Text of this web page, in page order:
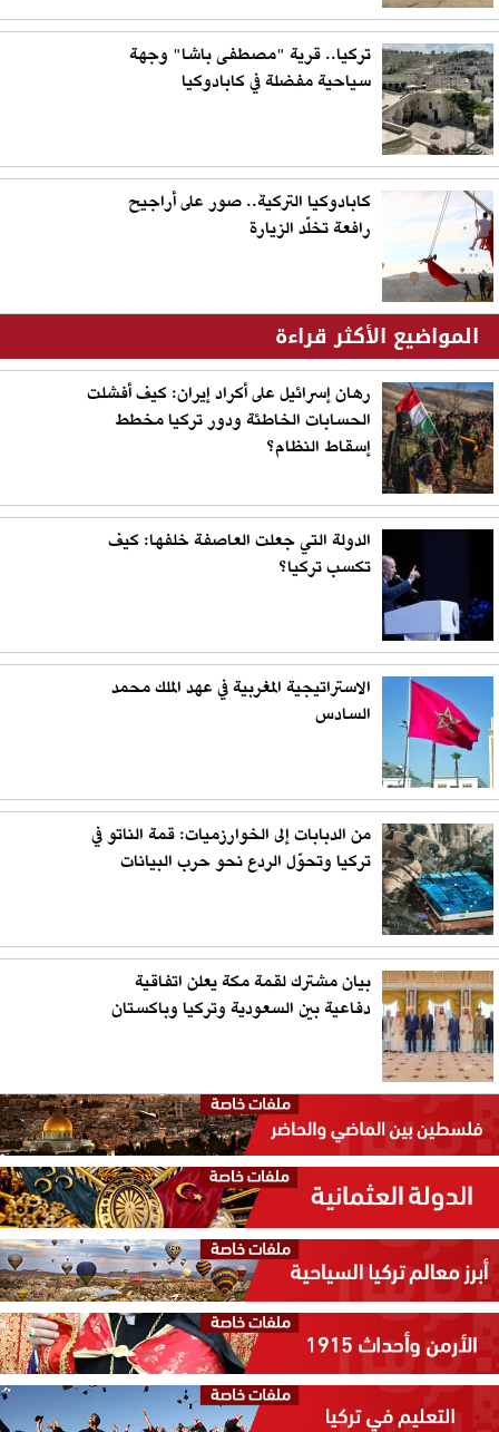
تركيا.. قرية "مصطفى باشا" وجهة
سياحية مفضلة في كابادوكيا
كابادوكيا التركية.. صور على أراجيح
رافعة تخلّد الزيارة
المواضيع الأكثر قراءة
رهان إسرائيل على أكراد إيران: كيف أفشلت
الحسابات الخاطئة ودور تركيا مخطط
إسقاط النظام؟
الدولة التي جعلت العاصفة خلفها: كيف
تكسب تركيا؟
الاستراتيجية المغربية في عهد الملك محمد
السادس
من الدبابات إلى الخوارزميات: قمة الناتو في
تركيا وتحوّل الردع نحو حرب البيانات
بيان مشترك لقمة مكة يعلن اتفاقية
دفاعية بين السعودية وتركيا وباكستان